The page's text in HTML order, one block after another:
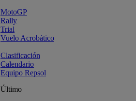
MotoGP
Rally
Trial
Vuelo Acrobático
Clasificación
Calendario
Equipo Repsol
Último